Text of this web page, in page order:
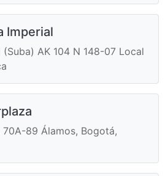
Imperial
(Suba) AK 104 N 148-07 Local
89 Álamos, Bogotá,